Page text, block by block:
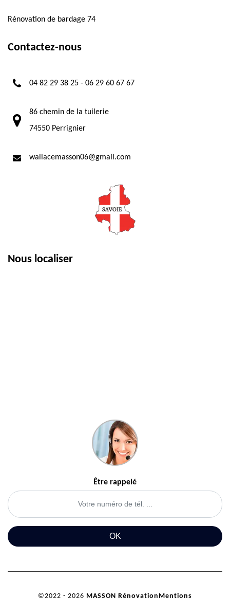
Rénovation de bardage 74
Contactez-nous
04 82 29 38 25 - 06 29 60 67 67
86 chemin de la tuilerie
74550 Perrignier
wallacemasson06@gmail.com
Nous localiser
Être rappelé
©2022 - 2026 MASSON Rénovation Mentions